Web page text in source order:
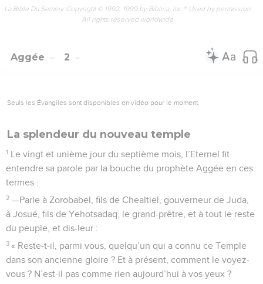
La Bible Du Semeur Copyright © 1992, 1999 by Biblica, Inc.® Used by permission.
All rights reserved worldwide.
Aggée 2
Seuls les Évangiles sont disponibles en vidéo pour le moment.
La splendeur du nouveau temple
1 Le vingt et unième jour du septième mois, l’Eternel fit
entendre sa parole par la bouche du prophète Aggée en ces
termes :
2 —Parle à Zorobabel, fils de Chealtiel, gouverneur de Juda,
à Josué, fils de Yehotsadaq, le grand-prêtre, et à tout le reste
du peuple, et dis-leur :
3 « Reste-t-il, parmi vous, quelqu’un qui a connu ce Temple
dans son ancienne gloire ? Et à présent, comment le voyez-
vous ? N’est-il pas comme rien aujourd’hui à vos yeux ?